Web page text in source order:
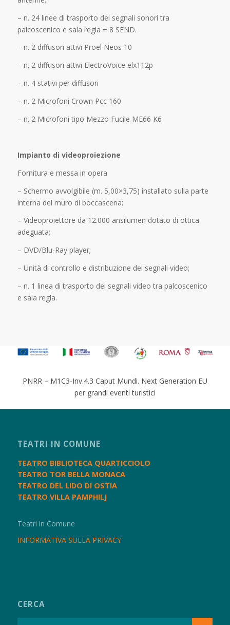
– n. 24 linee di trasporto dei segnali sonori tra
palcoscenico e sala regia + 8 SEND.
– n. 2 diffusori attivi Proel Neos 10
– n. 2 diffusori attivi ElectroVoice elx112p
– n. 4 stativi per diffusori
– n. 2 Microfoni Crown Pcc 160
– n. 2 Microfoni tipo Mezzo Fucile ME66 K6
Impianto di videoproiezione
Fornitura e messa in opera
– Schermo avvolgibile (m. 5,00×3,75) installato sulla parte
interna del muro di boccascena;
– Videoproiettore da 12.000 ansilumen dotato di ottica
adeguata;
– DVD/Blu-Ray player;
– Unità di controllo e distribuzione dei segnali video;
– n. 1 linea di trasporto dei segnali video tra palcoscenico
e sala regia.
PNRR – M1C3-Inv.4.3 Caput Mundi. Next Generation EU
per grandi eventi turistici
TEATRI IN COMUNE
TEATRO BIBLIOTECA QUARTICCIOLO
TEATRO TOR BELLA MONACA
TEATRO DEL LIDO DI OSTIA
TEATRO VILLA PAMPHILJ
Teatri in Comune
INFORMATIVA SULLA PRIVACY
CERCA